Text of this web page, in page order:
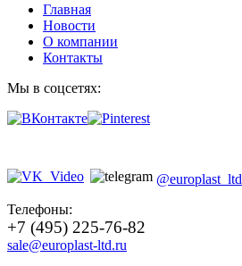
Главная
Новости
О компании
Контакты
Мы в соцсетях:
@europlast_ltd
Телефоны:
+7 (495) 225-76-82
sale@europlast-ltd.ru